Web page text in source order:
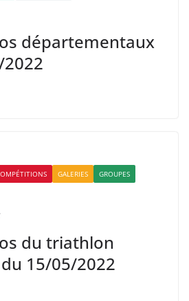
départementaux
GALERIES
GROUPES
du triathlon
15/05/2022